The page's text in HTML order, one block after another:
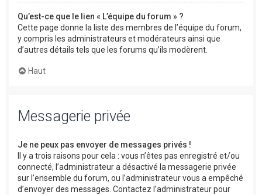
Qu’est-ce que le lien « L’équipe du forum » ?
Cette page donne la liste des membres de l’équipe du forum,
y compris les administrateurs et modérateurs ainsi que
d’autres détails tels que les forums qu’ils modèrent.
Haut
Messagerie privée
Je ne peux pas envoyer de messages privés !
Il y a trois raisons pour cela : vous n’êtes pas enregistré et/ou
connecté, l’administrateur a désactivé la messagerie privée
sur l’ensemble du forum, ou l’administrateur vous a empêché
d’envoyer des messages. Contactez l’administrateur pour